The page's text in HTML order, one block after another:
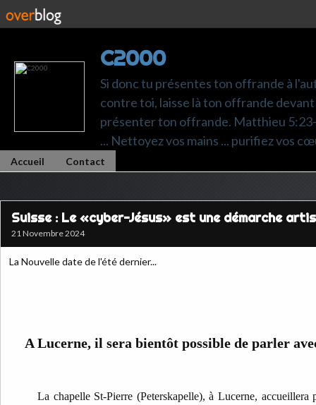
C2000
Si donc tu présentes ton offrande à
contre toi, laisse là ton offrande
présenter ton offrande. Matthieu 5:23-
... Nettoyez vos mains ... purifiez vos
Accueil Contact
Suisse : Le «cyber-Jésus» est une démarche
21 Novembre 2024
La Nouvelle date de l'été dernier...
A Lucerne, il sera bientôt possible de parler
La chapelle St-Pierre (Peterskapelle), à Lucerne, accueillera